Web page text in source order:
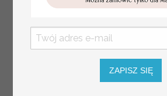
ZAPISZ SIĘ